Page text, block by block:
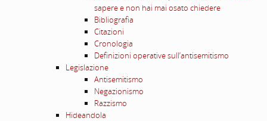
sapere e non hai mai osato chiedere
Bibliografia
Citazioni
Cronologia
Definizioni operative sull’antisemitismo
Legislazione
Antisemitismo
Negazionismo
Razzismo
Hideandola